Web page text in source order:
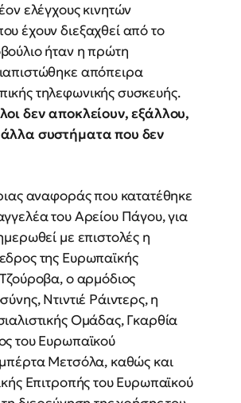
ελέγχους κινητών
έχουν διεξαχθεί από το
ήταν η πρώτη
απόπειρα
τηλεφωνικής συσκευής.
δεν αποκλείουν, εξάλλου,
συστήματα που δεν
αναφοράς που κατατέθηκε
του Αρείου Πάγου, για
με επιστολές η
της Ευρωπαϊκής
ο αρμόδιος
Ντιντιέ Ράιντερς, η
Ομάδας, Γκαρθία
του Ευρωπαϊκού
Μετσόλα, καθώς και
Επιτροπής του Ευρωπαϊκού